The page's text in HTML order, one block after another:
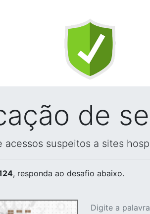
de
suspeitos a sites
, responda ao desafio abaixo.
Digite a